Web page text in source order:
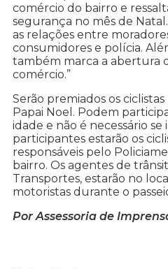
comércio do bairro e
segurança no mês de
as relações entre
consumidores e polícia.
também marca a abertura
comércio.”
Serão premiados os
Papai Noel. Podem
idade e não é necessário
participantes estarão os
responsáveis pelo
bairro. Os agentes de
Transportes, estarão no
motoristas durante o
Por Assessoria de